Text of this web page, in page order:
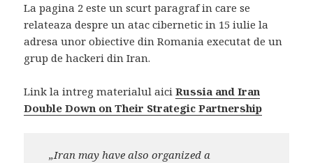
La pagina 2 este un scurt paragraf in care se
relateaza despre un atac cibernetic in 15 iulie la
adresa unor obiective din Romania executat de un
grup de hackeri din Iran.
Link la intreg materialul aiciRussia and Iran
Double Down on Their Strategic Partnership
„Iran may have also organized a